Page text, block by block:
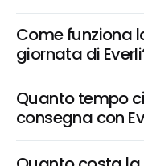
Come funziona
giornata di
Quanto tempo
consegna con